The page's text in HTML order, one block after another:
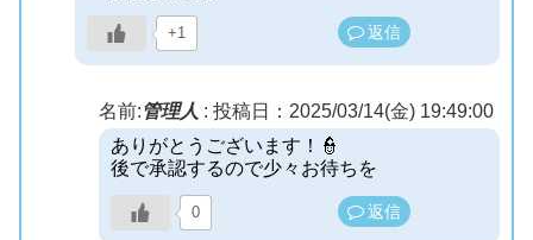
+1 返信
名前:管理人 : 投稿日：2025/03/14(金) 19:49:00
ありがとうございます！👮
後で承認するので少々お待ちを
0 返信